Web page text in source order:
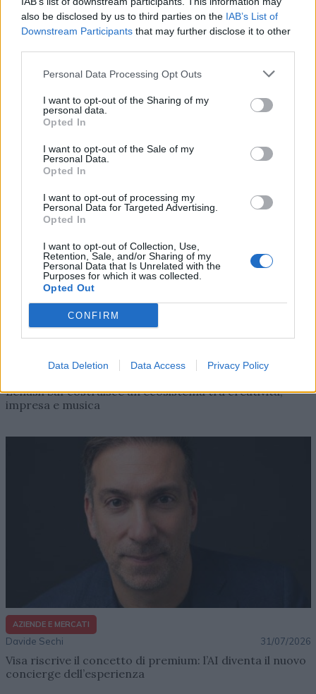
also be disclosed by us to third parties on the IAB’s List of
Downstream Participants that may further disclose it to other
Personal Data Processing Opt Outs
I want to opt-out of the Sharing of my
personal data.
Opted In
I want to opt-out of the Sale of my
Personal Data.
Opted In
I want to opt-out of processing my
Personal Data for Targeted Advertising.
Opted In
I want to opt-out of Collection, Use,
Retention, Sale, and/or Sharing of my
Personal Data that Is Unrelated with the
Purposes for which it was collected.
Opted Out
CONFIRM
Data Deletion Data Access Privacy Policy
Altri articoli che potrebbero piacerti
Lenush Saf costruisce un ecosistema tra creatività,
impresa e musica
AZIENDE E MERCATI
Davide Sechi 31/07/2026
Visa riscrive il concetto di premium: l’AI diventa il nuovo
concierge dell’esperienza